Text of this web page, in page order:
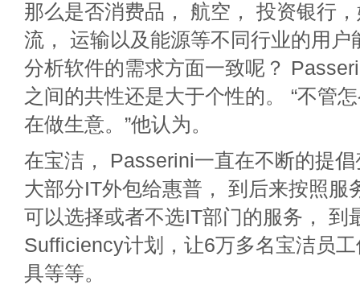
那么是否消费品， 航空， 投资银行
流， 运输以及能源等不同行业的用户
分析软件的需求方面一致呢？
之间的共性还是大于个性的。 “不管
在做生意。”他认为。
在宝洁， Passerini一直在不断的提
大部分IT外包给惠普， 到后来按照服
可以选择或者不选IT部门的服务， 到
Sufficiency计划，让6万多名宝洁员
具等等。